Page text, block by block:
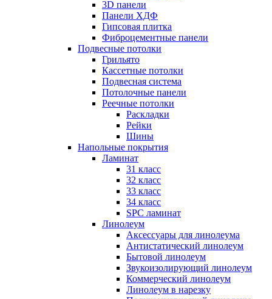
3D панели
Панели ХДФ
Гипсовая плитка
Фиброцементные панели
Подвесные потолки
Грильято
Кассетные потолки
Подвесная система
Потолочные панели
Реечные потолки
Раскладки
Рейки
Шины
Напольные покрытия
Ламинат
31 класс
32 класс
33 класс
34 класс
SPC ламинат
Линолеум
Аксессуары для линолеума
Антистатический линолеум
Бытовой линолеум
Звукоизолирующий линолеум
Коммерческий линолеум
Линолеум в нарезку